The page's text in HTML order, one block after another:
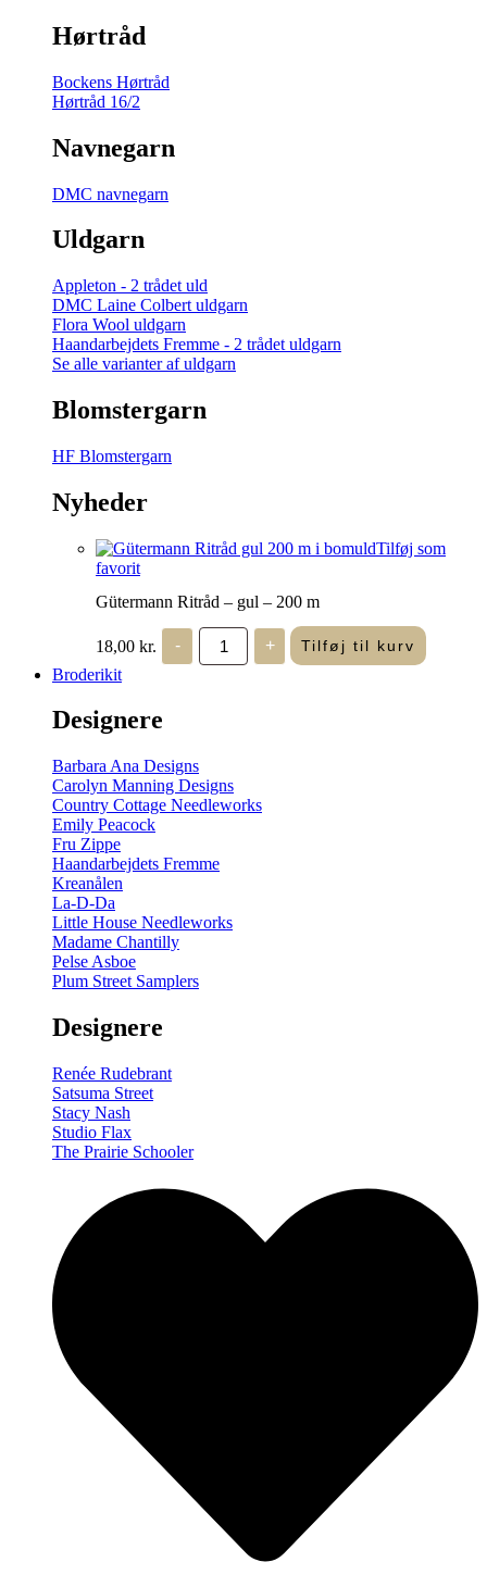
Hørtråd
Bockens Hørtråd
Hørtråd 16/2
Navnegarn
DMC navnegarn
Uldgarn
Appleton - 2 trådet uld
DMC Laine Colbert uldgarn
Flora Wool uldgarn
Haandarbejdets Fremme - 2 trådet uldgarn
Se alle varianter af uldgarn
Blomstergarn
HF Blomstergarn
Nyheder
Tilføj som
favorit
Gütermann Ritråd – gul – 200 m
18,00 kr. -
Gütermann
Ritråd
-
+ Tilføj til kurv
Broderikit
Designere
Barbara Ana Designs
Carolyn Manning Designs
Country Cottage Needleworks
Emily Peacock
Fru Zippe
Haandarbejdets Fremme
Kreanålen
La-D-Da
Little House Needleworks
Madame Chantilly
Pelse Asboe
Plum Street Samplers
Designere
Renée Rudebrant
Satsuma Street
Stacy Nash
Studio Flax
The Prairie Schooler